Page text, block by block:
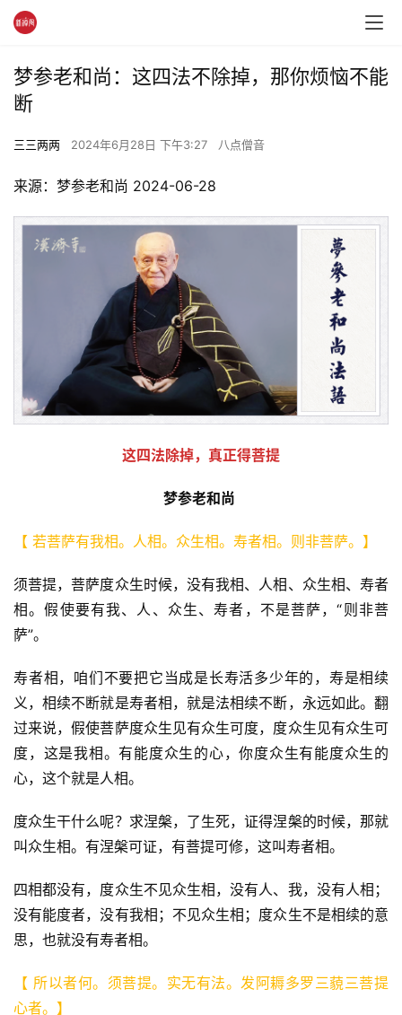
梦参老和尚：这四法不除掉，那你烦恼不能
断
三三两两 2024年6月28日 下午3:27 八点僧音
来源：梦参老和尚 2024-06-28
这四法除掉，真正得菩提
梦参老和尚
【 若菩萨有我相。人相。众生相。寿者相。则非菩萨。】
须菩提，菩萨度众生时候，没有我相、人相、众生相、寿者
相。假使要有我、人、众生、寿者，不是菩萨，“则非菩
萨”。
寿者相，咱们不要把它当成是长寿活多少年的，寿是相续
义，相续不断就是寿者相，就是法相续不断，永远如此。翻
过来说，假使菩萨度众生见有众生可度，度众生见有众生可
度，这是我相。有能度众生的心，你度众生有能度众生的
心，这个就是人相。
度众生干什么呢？求涅槃，了生死，证得涅槃的时候，那就
叫众生相。有涅槃可证，有菩提可修，这叫寿者相。
四相都没有，度众生不见众生相，没有人、我，没有人相；
没有能度者，没有我相；不见众生相；度众生不是相续的意
思，也就没有寿者相。
【 所以者何。须菩提。实无有法。发阿耨多罗三藐三菩提
心者。】